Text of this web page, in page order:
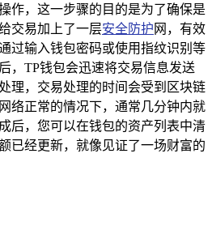
作，这一步骤的目的是为了确保是
交易加上了一层安全防护 网，有效
过输入钱包密码或使用指纹识别等
，TP钱包会迅速将交易信息发送
理，交易处理的时间会受到区块链
络正常的情况下，通常几分钟内就
后，您可以在钱包的资产列表中清
已经更新，就像见证了一场财富的